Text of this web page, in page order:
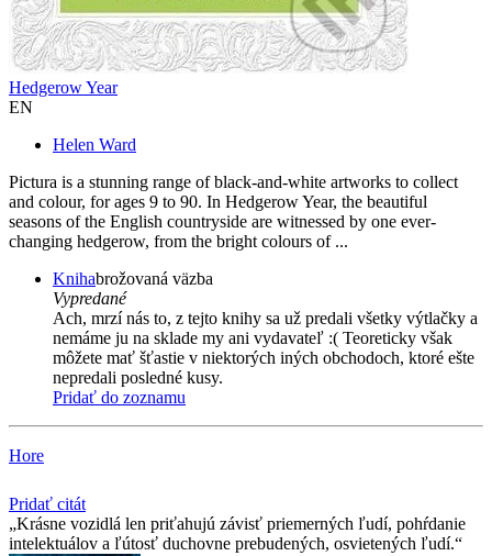
Hedgerow Year
EN
Helen Ward
Pictura is a stunning range of black-and-white artworks to collect
and colour, for ages 9 to 90. In Hedgerow Year, the beautiful
seasons of the English countryside are witnessed by one ever-
changing hedgerow, from the bright colours of ...
Knihabrožovaná väzba
Vypredané
Ach, mrzí nás to, z tejto knihy sa už predali všetky výtlačky a
nemáme ju na sklade my ani vydavateľ :( Teoreticky však
môžete mať šťastie v niektorých iných obchodoch, ktoré ešte
nepredali posledné kusy.
Pridať do zoznamu
Hore
Pridať citát
Krásne vozidlá len priťahujú závisť priemerných ľudí, pohŕdanie
intelektuálov a ľútosť duchovne prebudených, osvietených ľudí.